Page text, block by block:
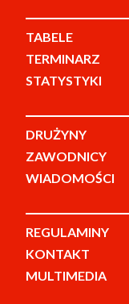
TABELE
TERMINARZ
STATYSTYKI
DRUŻYNY
ZAWODNICY
WIADOMOŚCI
REGULAMINY
KONTAKT
MULTIMEDIA